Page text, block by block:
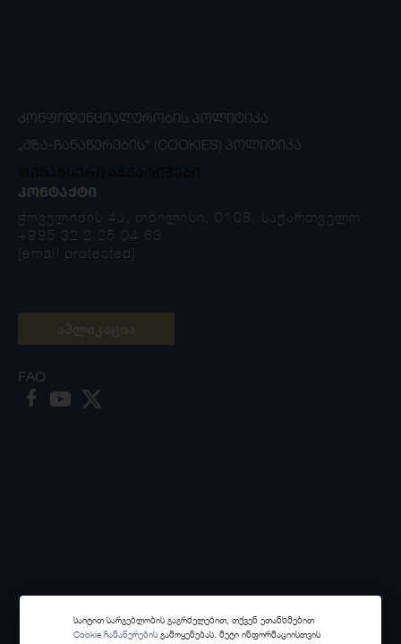
ᲙᲝᲜᲤᲘᲓᲔᲜᲪᲘᲐᲚᲣᲠᲝᲑᲘᲡ ᲞᲝᲚᲘᲢᲘᲙᲐ
„ᲛᲖᲐ-ᲩᲐᲜᲐᲬᲔᲠᲔᲑᲘᲡ“ (COOKIES) ᲞᲝᲚᲘᲢᲘᲙᲐ
ᲙᲝᲜᲢᲐᲥᲢᲘ
ჭოველიძის 4ა, თბილისი, 0108, საქართველო
+995 32 2 25 04 63
[email protected]
FAQ
საიტით სარგებლობის გაგრძელებით, თქვენ ეთანხმებით
Cookie ჩანაწერების გამოყენებას. მეტი ინფორმაციისთვის